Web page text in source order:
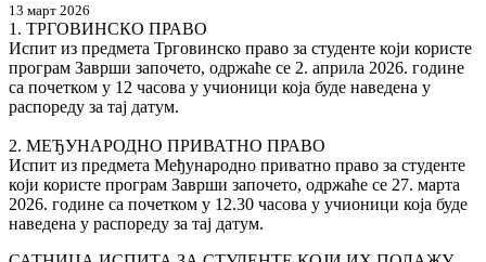
13 март 2026
1. ТРГОВИНСКО ПРАВО
Испит из предмета Трговинско право за студенте који користе
програм Заврши започето, одржаће се 2. априла 2026. године
са почетком у 12 часова у учионици која буде наведена у
распореду за тај датум.
2. МЕЂУНАРОДНО ПРИВАТНО ПРАВО
Испит из предмета Међународно приватно право за студенте
који користе програм Заврши започето, одржаће се 27. марта
2026. године са почетком у 12.30 часова у учионици која буде
наведена у распореду за тај датум.